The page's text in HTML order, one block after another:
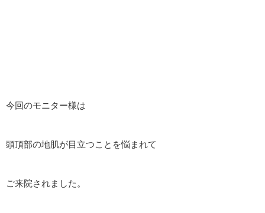
今回のモニター様は
頭頂部の地肌が目立つことを悩まれて
ご来院されました。